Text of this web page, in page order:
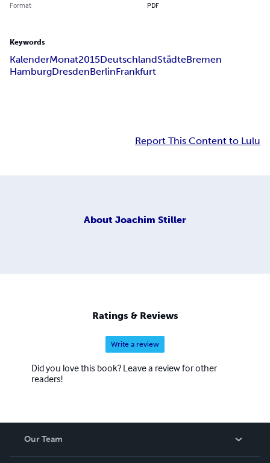
Format PDF
Keywords
KalenderMonat2015DeutschlandStädteBremen
HamburgDresdenBerlinFrankfurt
Report This Content to Lulu
About Joachim Stiller
Ratings & Reviews
Write a review
Did you love this book? Leave a review for other
readers!
Our Team